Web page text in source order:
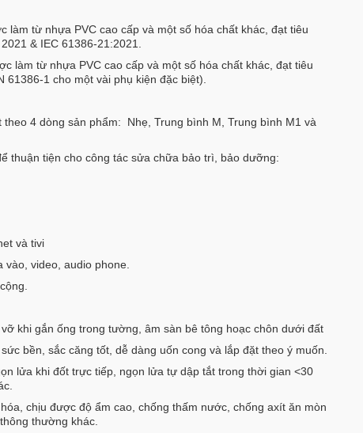
làm từ nhựa PVC cao cấp và một số hóa chất khác, đạt tiêu
& IEC 61386-21:2021.
làm từ nhựa PVC cao cấp và một số hóa chất khác, đạt tiêu
61386-1 cho một vài phụ kiện đặc biệt).
4 dòng sản phẩm: Nhẹ, Trung bình M, Trung bình M1 và
thuận tiện cho công tác sửa chữa bảo trì, bảo dưỡng:
và tivi
video, audio phone.
khi gắn ống trong tường, âm sàn bê tông hoạc chôn dưới đất
bền, sắc căng tốt, dễ dàng uốn cong và lắp đặt theo ý muốn.
lửa khi đốt trực tiếp, ngọn lửa tự dập tắt trong thời gian <30
chịu được độ ẩm cao, chống thấm nước, chống axít ăn mòn
thường khác.